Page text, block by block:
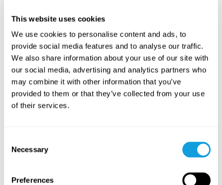
This website uses cookies
We use cookies to personalise content and ads, to
provide social media features and to analyse our traffic.
We also share information about your use of our site with
our social media, advertising and analytics partners who
may combine it with other information that you’ve
provided to them or that they’ve collected from your use
of their services.
Selection
Necessary
Preferences
Yinyoga med Ulrica Norberg
Landa i kroppen och lugna sinnet efter arbetsdagen eller
för att förbereda dig inför nattens sömn.
LAGRE I FAVORITTER
PASSAR ALLA